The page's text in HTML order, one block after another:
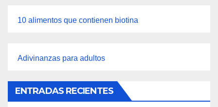
10 alimentos que contienen biotina
Adivinanzas para adultos
ENTRADAS RECIENTES